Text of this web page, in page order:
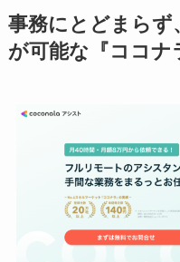
事務にとどまらず
が可能な『ココナ